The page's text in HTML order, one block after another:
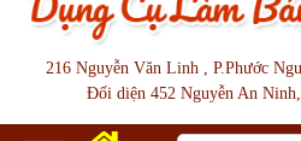
216 Nguyễn Văn Linh , P.Phước
Đối diện 452 Nguyễn An